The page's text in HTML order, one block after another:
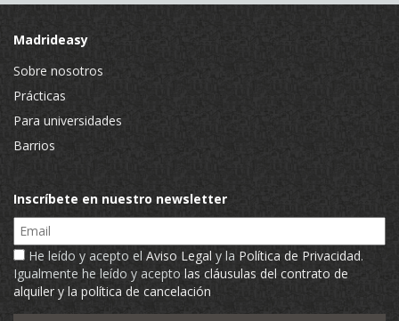
Madrideasy
Sobre nosotros
Prácticas
Para universidades
Barrios
Inscríbete en nuestro newsletter
Email
He leído y acepto el Aviso Legal y la Política de Privacidad.
Igualmente he leído y acepto las cláusulas del contrato de
alquiler y la política de cancelación